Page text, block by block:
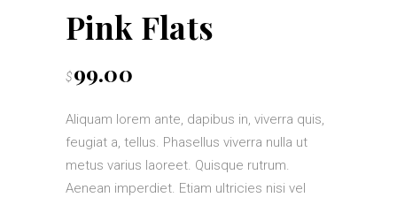
Pink Flats
$99.00
Aliquam lorem ante, dapibus in, viverra quis,
feugiat a, tellus. Phasellus viverra nulla ut
metus varius laoreet. Quisque rutrum.
Aenean imperdiet. Etiam ultricies nisi vel